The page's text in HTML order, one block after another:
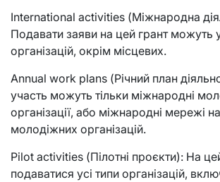
International activities (Міжнародна
Подавати заяви на цей грант можуть
організацій, окрім місцевих.
Annual work plans (Річний план
участь можуть тільки міжнародні
організації, або міжнародні мережі
молодіжних організацій.
Pilot activities (Пілотні проєкти): На
подаватися усі типи організацій,